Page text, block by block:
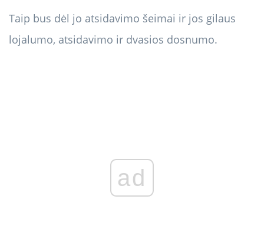
Taip bus dėl jo atsidavimo šeimai ir jos gilaus
lojalumo, atsidavimo ir dvasios dosnumo.
ad